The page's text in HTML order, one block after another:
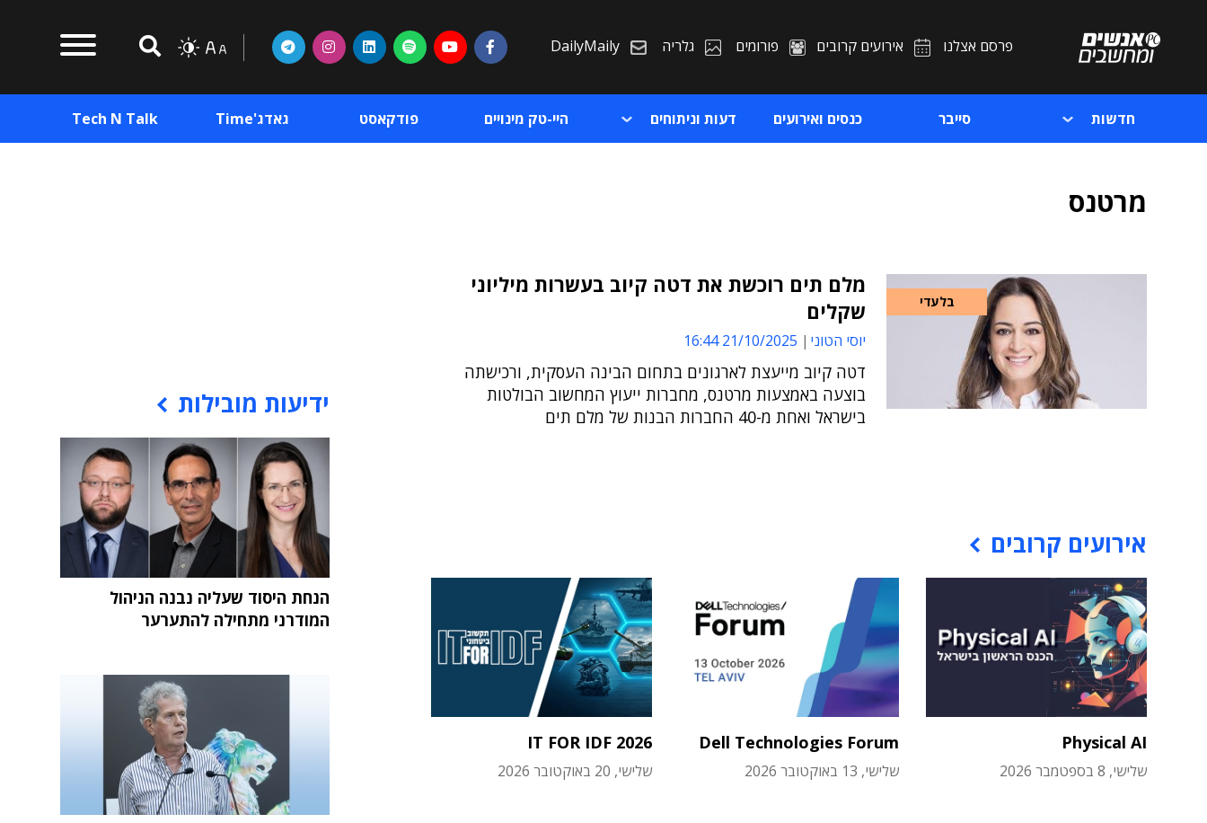
פרסם אצלנו אירועים קרובים פורומים גלריה DailyMaily
חדשות סייבר כנסים ואירועים דעות וניתוחים היי-טק מינויים פודקאסט גאדג'Time Tech N Talk
מרטנס
בלעדי
מלם תים רוכשת את דטה קיוב בעשרות מיליוני
שקלים
יוסי הטוני 21/10/2025 16:44
דטה קיוב מייעצת לארגונים בתחום הבינה העסקית, ורכישתה
בוצעה באמצעות מרטנס, מחברות ייעוץ המחשוב הבולטות
בישראל ואחת מ-40 החברות הבנות של מלם תים
אירועים קרובים
Physical AI
שלישי, 8 בספטמבר 2026
Dell Technologies Forum
שלישי, 13 באוקטובר 2026
IT FOR IDF 2026
שלישי, 20 באוקטובר 2026
ידיעות מובילות
הנחת היסוד שעליה נבנה הניהול
המודרני מתחילה להתערער